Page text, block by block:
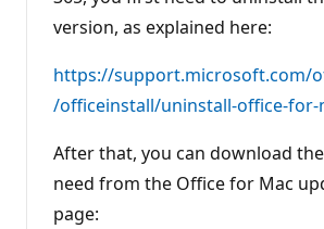
version, as explained here:
https://support.microsoft.com/
/officeinstall/uninstall-office-for-
After that, you can download
need from the Office for Mac
page: